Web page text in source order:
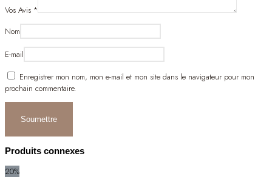
Vos Avis *
Nom
E-mail
Enregistrer mon nom, mon e-mail et mon site dans le navigateur pour mon
prochain commentaire.
Produits connexes
20%